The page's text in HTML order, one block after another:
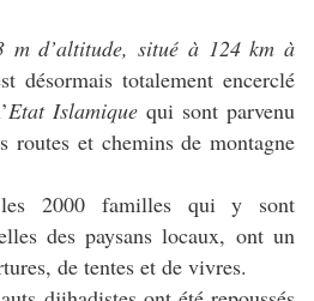
m d’altitude, situé à 124 km à
désormais totalement encerclé
Etat Islamiquequi sont parvenu
routes et chemins de montagne
les 2000 familles qui y sont
des paysans locaux, ont un
de tentes et de vivres.